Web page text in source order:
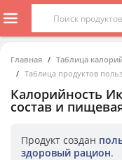
Главная
Таблица
Таблица продуктов
Калорийность
состав и
Продукт создан
здоровый рацион.